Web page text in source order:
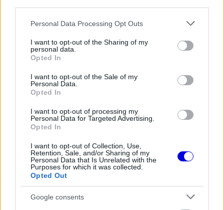
Please note that this website/app uses one or more Google
not limited to your visit or usage behaviour. You may click to
grant or deny consent to Google and its third-party tags to
use your data for below specified purposes in below Google
consent section.
Personal Data Processing Opt Outs
I want to opt-out of the Sharing of my
personal data.
Opted In
I want to opt-out of the Sale of my
Personal Data.
Opted In
I want to opt-out of processing my
Personal Data for Targeted Advertising.
Opted In
I want to opt-out of Collection, Use,
Retention, Sale, and/or Sharing of my
Personal Data that Is Unrelated with the
Purposes for which it was collected.
Opted Out
Google consents
beletörődni látszik a helyzetébe. A Katari
Nagydíjon, ahol aFerrari autója az egyik
leggyengébb teljesítményét nyújtotta, a brit pilóta
és Charles Leclerc is küszködött a pályán
problémák pedig nem csupán az autóban, hanem
gyökereznek, amelyek azóta is nehézségeket
okoznak a maranellói csapatnak.
EZEKET IS AJÁNLJUK
FORMA-1